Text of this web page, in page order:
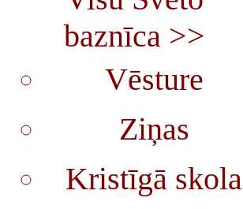
baznīca >>
Vēsture
Ziņas
Kristīgā skola